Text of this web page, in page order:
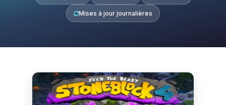
Mises à jour journalières